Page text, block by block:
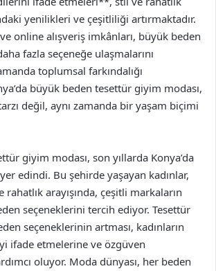
yenilikleri ve çeşitliliği artırmaktadır.
online alışveriş imkânları, büyük beden
fazla seçeneğe ulaşmalarını
toplumsal farkındalığı
büyük beden tesettür giyim modası,
değil, aynı zamanda bir yaşam biçimi
giyim modası, son yıllarda Konya’da
edindi. Bu şehirde yaşayan kadınlar,
rahatlık arayışında, çeşitli markaların
seçeneklerini tercih ediyor. Tesettür
seçeneklerinin artması, kadınların
ifade etmelerine ve özgüven
oluyor. Moda dünyası, her beden